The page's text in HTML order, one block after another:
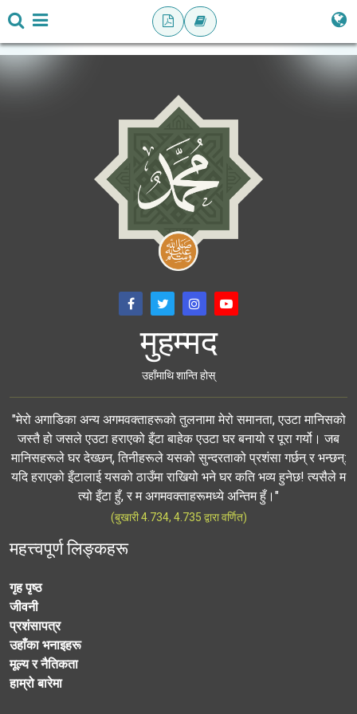
मुहम्मद
उहाँमाथि शान्ति होस्
"मेरो अगाडिका अन्य अगमवक्ताहरूको तुलनामा मेरो समानता, एउटा मानिसको
जस्तै हो जसले एउटा हराएको इँटा बाहेक एउटा घर बनायो र पूरा गर्यो। जब
मानिसहरूले घर देख्छन्, तिनीहरूले यसको सुन्दरताको प्रशंसा गर्छन् र भन्छन्:
यदि हराएको इँटालाई यसको ठाउँमा राखियो भने घर कति भव्य हुनेछ! त्यसैले म
त्यो इँटा हुँ, र म अगमवक्ताहरूमध्ये अन्तिम हुँ।"
(बुखारी 4.734, 4.735 द्वारा वर्णित)
महत्त्वपूर्ण लिङ्कहरू
गृह पृष्ठ
जीवनी
प्रशंसापत्र
उहाँका भनाइहरू
मूल्य र नैतिकता
हाम्रो बारेमा